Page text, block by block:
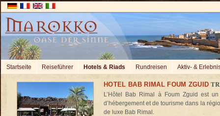
Startseite Reiseführer Hotels & Riads Rundreisen Aktiv- &
HOTEL BAB RIMAL FOUM ZGUID
L’Hôtel Bab Rimal à Foum Zguid est
d’hébergement et de tourisme dans la
de luxe Bab Rimal.